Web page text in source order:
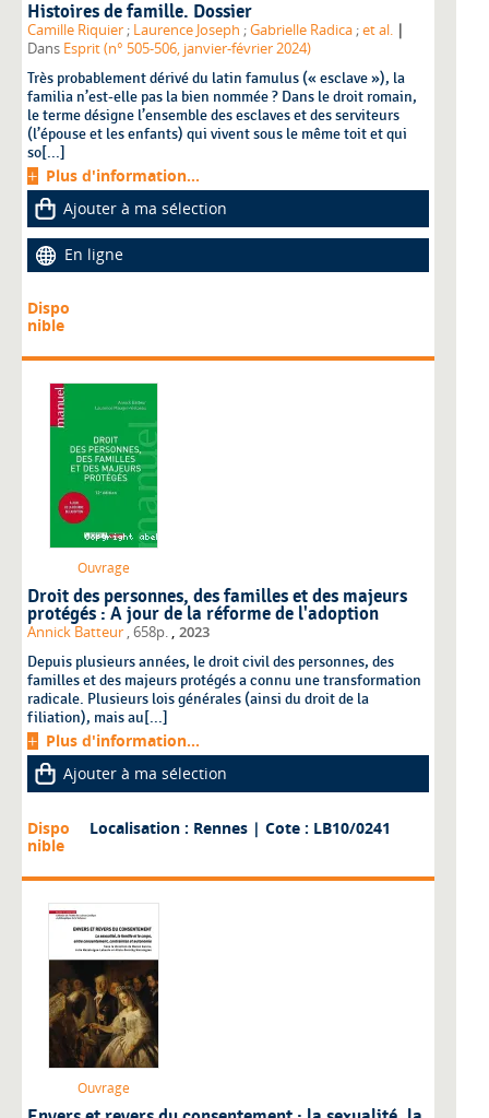
Histoires de famille. Dossier
Camille Riquier; Laurence Joseph ;Gabrielle Radica;et al. |
Dans Esprit (n° 505-506, janvier-février 2024)
Très probablement dérivé du latin famulus (« esclave »), la
familia n’est-elle pas la bien nommée ? Dans le droit romain,
le terme désigne l’ensemble des esclaves et des serviteurs
(l’épouse et les enfants) qui vivent sous le même toit et qui
so[...]
Plus d'information...
Ajouter à ma sélection
En ligne
Dispo
nible
Ouvrage
Droit des personnes, des familles et des majeurs
protégés : A jour de la réforme de l'adoption
Annick Batteur , 658p. 2023
Depuis plusieurs années, le droit civil des personnes, des
familles et des majeurs protégés a connu une transformation
radicale. Plusieurs lois générales (ainsi du droit de la
filiation), mais au[...]
Plus d'information...
Ajouter à ma sélection
Dispo
nible
Localisation : Rennes | Cote : LB10/0241
Ouvrage